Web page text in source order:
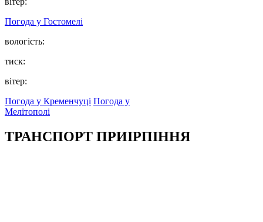
Погода у Гостомелі
вологість:
тиск:
вітер:
Погода у Кременчуці Погода у
Мелітополі
ТРАНСПОРТ ПРИІРПІННЯ